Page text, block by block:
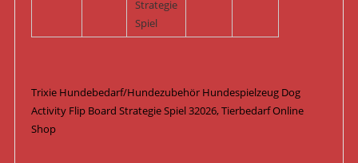
Strategie
Spiel
Trixie Hundebedarf/Hundezubehör Hundespielzeug Dog
Activity Flip Board Strategie Spiel 32026, Tierbedarf Online
Shop